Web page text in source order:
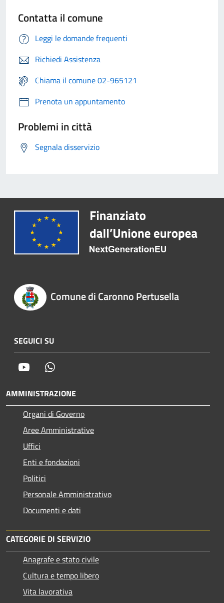
Contatta il comune
Leggi le domande frequenti
Richiedi Assistenza
Chiama il comune 02-965121
Prenota un appuntamento
Problemi in città
Segnala disservizio
Comune di Caronno Pertusella
SEGUICI SU
Youtube
AMMINISTRAZIONE
Organi di Governo
Aree Amministrative
Uffici
Enti e fondazioni
Politici
Personale Amministrativo
Documenti e dati
CATEGORIE DI SERVIZIO
Anagrafe e stato civile
Cultura e tempo libero
Vita lavorativa